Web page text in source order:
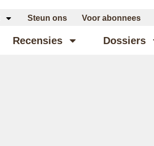
Steun ons Voor abonnees
Recensies Dossiers